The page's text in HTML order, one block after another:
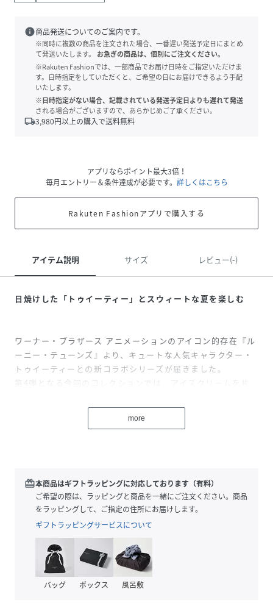
info商品発送についてのご案内です。
※同時に複数の商品を注文された場合、一番遅い発送予定日にまとめ
て発送いたします。
お急ぎの商品は、個別にご注文ください。
※Rakuten Fashionでは、一部商品でお届け日時をご指定いただけま
す。日時指定をしていただくと、ご希望の日にお届けできるよう手配
いたします。
※日時指定がない場合、記載されている発送予定日よりも遅れて発送
される場合がございますので、あらかじめご了承ください。
local_shipping3,980円以上の購入で送料無料
アプリならポイント最大3倍！
毎月エントリー＆条件達成が必要です。 詳しくはこちら
Rakuten Fashionアプリで購入する
アイテム説明 サイズ レビュー(-)
日焼けした「トゥイーティー」とスウィートな夏を楽しむ
ワーナー・ブラザース アニメーションのアイコン的存在『ル
ーニー・テューンズ』より、キュートな人気キャラクター・
トゥイーティーとの新コラボシリーズが届きました。
第4弾となる今回のコレクションでは、アイスクリームを片
トレンドのシールをモチーフにした楽しいグラフィックや、
暑い夏をひんやりスウィートに彩る、トゥイーティーの心と
きめくコレクションをお楽しみください。
ーAboutー
「トゥイーティー」
ワーナー・ブラザース アニメーションのアニメ『ルーニー・
テューンズ』に登場する、小さいながら存在感たっぷりのカ
ナリア、トゥイーティー。大きな青い瞳と可愛い声がチャー
more
redeem本商品はギフトラッピングに対応しております（有料）
ご希望の際は、ラッピングと商品を一緒にご注文ください。商品
をラッピングして、ご指定の住所にお届けします。
ギフトラッピングサービスについて
バッグ ボックス 風呂敷